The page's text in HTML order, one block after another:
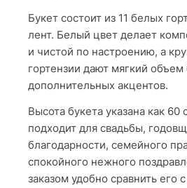
Букет состоит из 11 белых
лент. Белый цвет делает
и чистой по настроению, а
гортензии дают мягкий объем
дополнительных акцентов.
Высота букета указана как 60
подходит для свадьбы,
благодарности, семейного
спокойного нежного
заказом удобно сравнить его